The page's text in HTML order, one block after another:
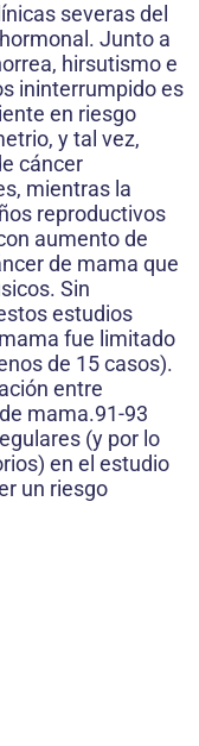
severas del
Junto a
hirsutismo e
ininterrumpido es
en riesgo
y tal vez,
cáncer
mientras la
reproductivos
aumento de
de mama que
Sin
estudios
fue limitado
de 15 casos).
entre
mama.91-93
(y por lo
en el estudio
un riesgo